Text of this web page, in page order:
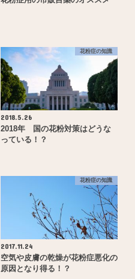
花粉症の知識
2018.5.26
2018年 国の花粉対策はどうな
っている！？
花粉症の知識
2017.11.24
空気や皮膚の乾燥が花粉症悪化の
原因となり得る！？